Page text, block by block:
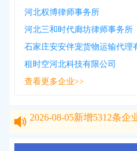
河北权博律师事务所
河北三和时代廊坊律师事务所
石家庄安安伴宠货物运输代理
租时空河北科技有限公司
查看更多企业>>
新增 条企